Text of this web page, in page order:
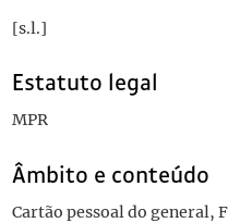
[s.l.]
Estatuto legal
MPR
Âmbito e conteúdo
Cartão pessoal do general,